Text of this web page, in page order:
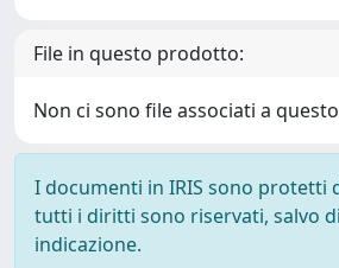
File in questo prodotto:
Non ci sono file associati a
I documenti in IRIS sono protetti
tutti i diritti sono riservati, salvo
indicazione.